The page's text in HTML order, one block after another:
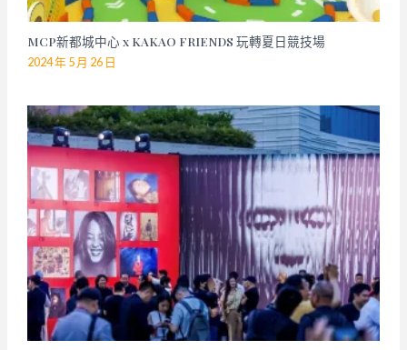
MCP新都城中心 x KAKAO FRIENDS 玩轉夏日競技場
2024 年 5 月 26 日